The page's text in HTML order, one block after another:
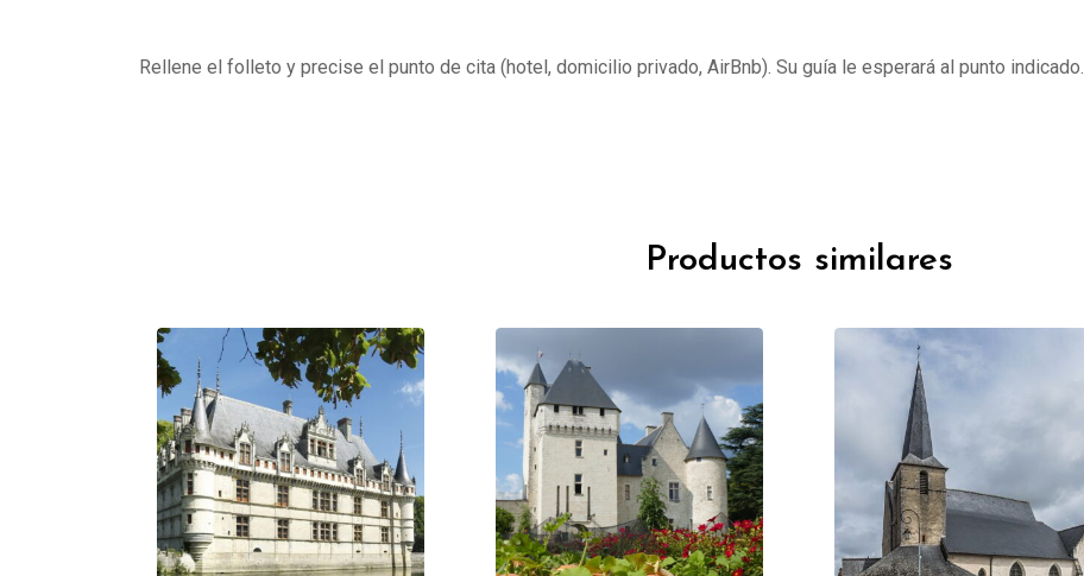
Rellene el folleto y precise el punto de cita (hotel, domicilio privado, AirBnb). Su guía le esperará al punto indicado.
Productos similares